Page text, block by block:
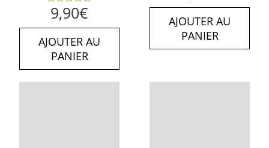
Note5.00
sur 5
9,90€
AJOUTER AU
PANIER
AJOUTER AU
PANIER